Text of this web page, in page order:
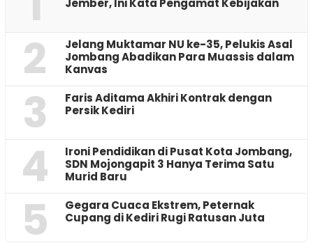
Jember, Ini Kata Pengamat Kebijakan ‎
2
Jelang Muktamar NU ke-35, Pelukis Asal
Jombang Abadikan Para Muassis dalam
Kanvas
3
Faris Aditama Akhiri Kontrak dengan
Persik Kediri
4
Ironi Pendidikan di Pusat Kota Jombang,
SDN Mojongapit 3 Hanya Terima Satu
Murid Baru
5
‎Gegara Cuaca Ekstrem, Peternak
Cupang di Kediri Rugi Ratusan Juta